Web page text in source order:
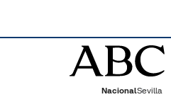
NacionalSevilla